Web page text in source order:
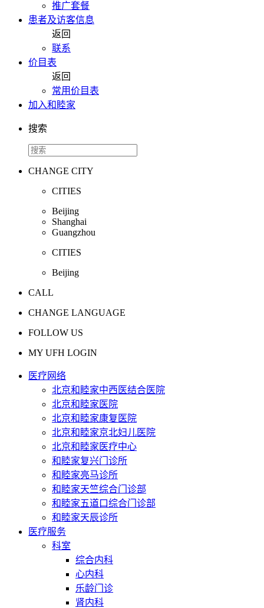
推广套餐
患者及访客信息
返回
联系
价目表
返回
常用价目表
加入和睦家
搜索
CHANGE CITY
CITIES
Beijing
Shanghai
Guangzhou
CITIES
Beijing
CALL
CHANGE LANGUAGE
FOLLOW US
MY UFH LOGIN
医疗网络
北京和睦家中西医结合医院
北京和睦家医院
北京和睦家康复医院
北京和睦家京北妇儿医院
北京和睦家医疗中心
和睦家复兴门诊所
和睦家亮马诊所
和睦家天竺综合门诊部
和睦家五道口综合门诊部
和睦家天辰诊所
医疗服务
科室
综合内科
心内科
乐龄门诊
肾内科